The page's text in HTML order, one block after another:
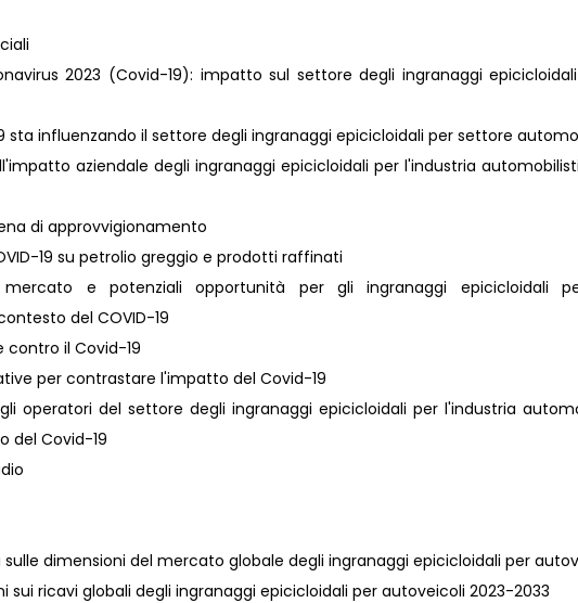
2023 (Covid-19): impatto sul settore degli ingranaggi
sta influenzando il settore degli ingranaggi epicicloidali per settore
aziendale degli ingranaggi epicicloidali per l'industria
di approvvigionamento
19 su petrolio greggio e prodotti raffinati
mercato e potenziali opportunità per gli ingranaggi epicicloidali
del COVID-19
contro il Covid-19
per contrastare l'impatto del Covid-19
gli operatori del settore degli ingranaggi epicicloidali per l'industria
del Covid-19
sulle dimensioni del mercato globale degli ingranaggi epicicloidali per
sui ricavi globali degli ingranaggi epicicloidali per autoveicoli 2023-2033